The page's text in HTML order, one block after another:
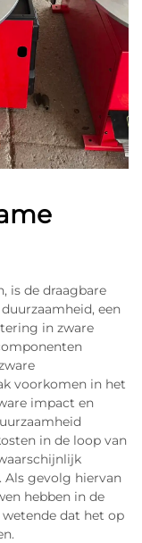
is de draagbare
een
in zware
voorkomen in het
impact en
in de loop van
Als gevolg hiervan
hebben in de
dat het op